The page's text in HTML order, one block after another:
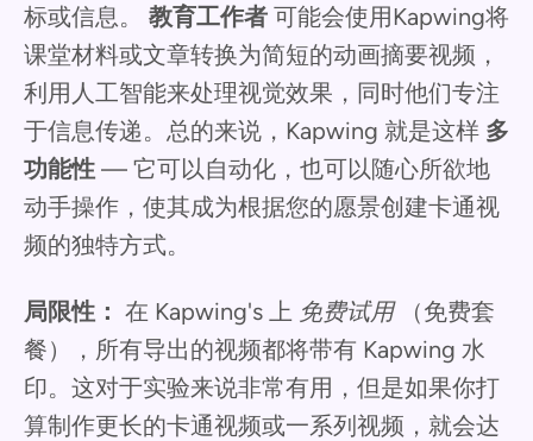
标或信息。 教育工作者 可能会使用Kapwing将
课堂材料或文章转换为简短的动画摘要视频，
利用人工智能来处理视觉效果，同时他们专注
于信息传递。总的来说，Kapwing 就是这样 多
功能性 — 它可以自动化，也可以随心所欲地
动手操作，使其成为根据您的愿景创建卡通视
频的独特方式。
局限性： 在 Kapwing's 上 免费试用（免费套
餐），所有导出的视频都将带有 Kapwing 水
印。这对于实验来说非常有用，但是如果你打
算制作更长的卡通视频或一系列视频，就会达